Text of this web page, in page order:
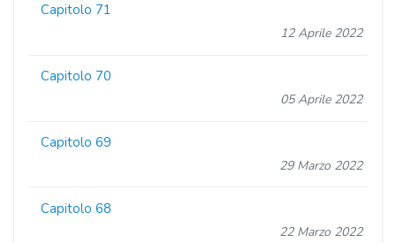
Capitolo 71
12 Aprile 2022
Capitolo 70
05 Aprile 2022
Capitolo 69
29 Marzo 2022
Capitolo 68
22 Marzo 2022